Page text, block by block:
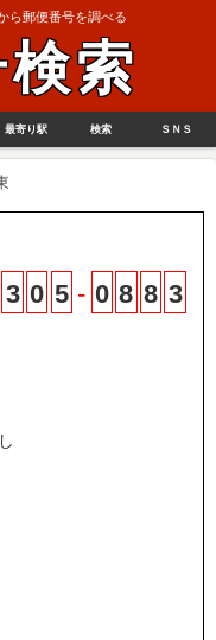
ら郵便番号を調べる
索
最寄り駅 検索 ＳＮＳ
3 0 5 - 0 8 8 3